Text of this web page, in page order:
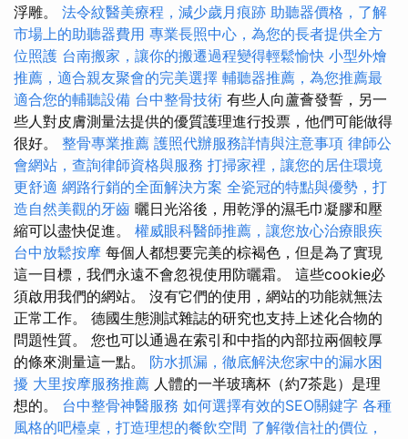
浮雕。 法令紋醫美療程，減少歲月痕跡 助聽器價格，了解
市場上的助聽器費用 專業長照中心，為您的長者提供全方
位照護 台南搬家，讓你的搬遷過程變得輕鬆愉快 小型外燴
推薦，適合親友聚會的完美選擇 輔聽器推薦，為您推薦最
適合您的輔聽設備 台中整骨技術 有些人向蘆薈發誓，另一
些人對皮膚測量法提供的優質護理進行投票，他們可能做得
很好。 整骨專業推薦 護照代辦服務詳情與注意事項 律師公
會網站，查詢律師資格與服務 打掃家裡，讓您的居住環境
更舒適 網路行銷的全面解決方案 全瓷冠的特點與優勢，打
造自然美觀的牙齒 曬日光浴後，用乾淨的濕毛巾凝膠和壓
縮可以盡快促進。 權威眼科醫師推薦，讓您放心治療眼疾
台中放鬆按摩 每個人都想要完美的棕褐色，但是為了實現
這一目標，我們永遠不會忽視使用防曬霜。 這些cookie必
須啟用我們的網站。 沒有它們的使用，網站的功能就無法
正常工作。 德國生態測試雜誌的研究也支持上述化合物的
問題性質。 您也可以通過在索引和中指的內部拉兩個較厚
的條來測量這一點。 防水抓漏，徹底解決您家中的漏水困
擾 大里按摩服務推薦 人體的一半玻璃杯（約7茶匙）是理
想的。 台中整骨神醫服務 如何選擇有效的SEO關鍵字 各種
風格的吧檯桌，打造理想的餐飲空間 了解徵信社的價位，